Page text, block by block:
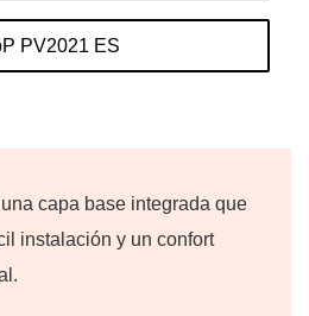
PV2021 ES
capa base integrada que
instalación y un confort